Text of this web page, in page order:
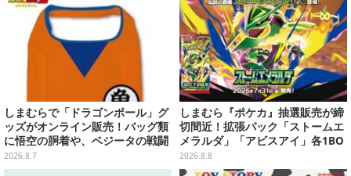
しまむらで「ドラゴンボール」グ
ッズがオンライン販売！バッグ類
に悟空の胴着や、ベジータの戦闘
服を大胆デザイン
2026.8.7
しまむら『ポケカ』抽選販売が締
切間近！拡張パック「ストームエ
メラルダ」「アビスアイ」各1BO
Xをラインナップ
2026.8.8